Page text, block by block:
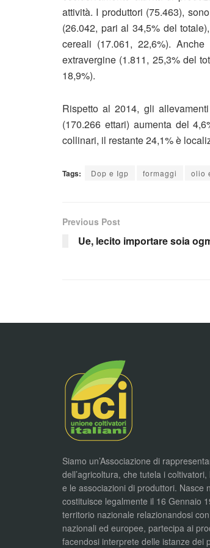
attività. I produttori (75.463),
(26.042, pari al 34,5% del
cereali (17.061, 22,6%).
extravergine (1.811, 25,3% del
18,9%).
Rispetto al 2014, gli
(170.266 ettari) aumenta del
collinari, il restante 24,1% è
Tags: Dop e Igp formaggi olio
Previous Post
Ue, lecito importare soia
Siamo un’Associazione di
dell’agricoltura, che tutela i
e le associazioni di produttori. Nasce
costituisce legalmente il 16 Gennaio
territorio nazionale relazionandosi
nazionali ed europee, partecipa ai
facendosi interprete delle istanze dei